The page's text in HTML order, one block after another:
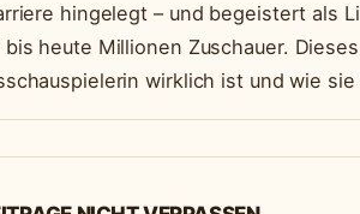
hingelegt – und begeistert als
bis heute Millionen Zuschauer.
wirklich ist und wie